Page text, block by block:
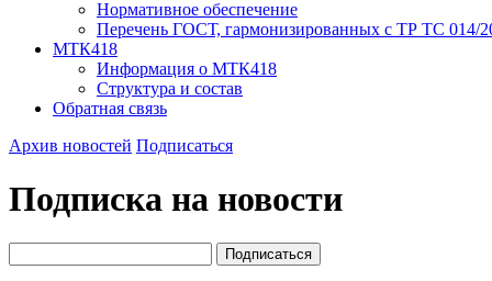
Нормативное обеспечение
Перечень ГОСТ, гармонизированных с ТР ТС 014/
МТК418
Информация о МТК418
Структура и состав
Обратная связь
Архив новостей Подписаться
Подписка на новости